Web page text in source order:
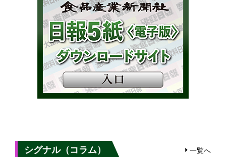
シグナル（コラム） 一覧へ